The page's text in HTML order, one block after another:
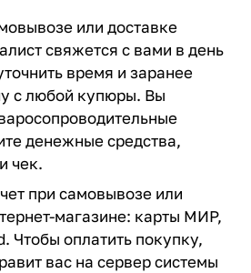
или доставке
свяжется с вами в день
время и заранее
с любой купюры. Вы
денежные средства,
чек.
при самовывозе или
магазине: карты МИР,
Чтобы оплатить покупку,
вас на сервер системы